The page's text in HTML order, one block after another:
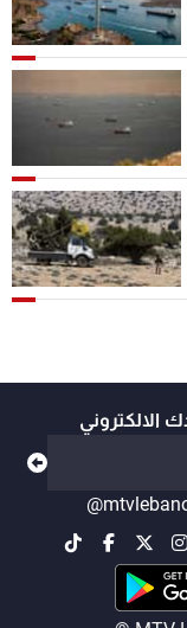
الالكتروني